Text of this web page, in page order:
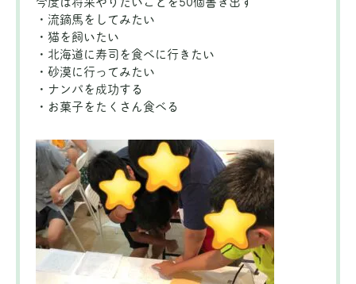
・流鏑馬をしてみたい
・猫を飼いたい
・北海道に寿司を食べに行きたい
・砂漠に行ってみたい
・ナンパを成功する
・お菓子をたくさん食べる